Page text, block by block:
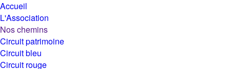
Accueil
L'Association
Nos chemins
Circuit patrimoine
Circuit bleu
Circuit rouge